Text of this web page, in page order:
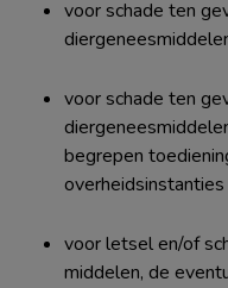
voor schade ten
voor schade ten
begrepen
overheidsinstanties
voor letsel en/of
middelen, de